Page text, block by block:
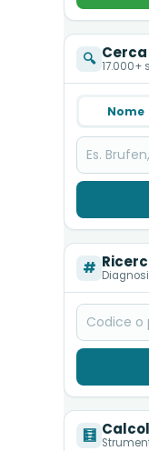
🔍 17.000+
Nome
#
🧮